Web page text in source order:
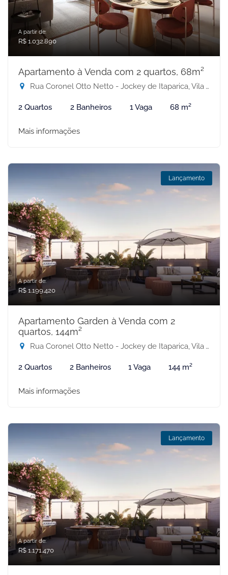
A partir de:
R$ 1.032.890
Apartamento à Venda com 2 quartos, 68m²
Rua Coronel Otto Netto - Jockey de Itaparica, Vila Velha-ES
2 Quartos 2 Banheiros 1 Vaga 68 m²
Mais informações
Lançamento
A partir de:
R$ 1.199.420
Apartamento Garden à Venda com 2
quartos, 144m²
Rua Coronel Otto Netto - Jockey de Itaparica, Vila Velha-ES
2 Quartos 2 Banheiros 1 Vaga 144 m²
Mais informações
Lançamento
A partir de:
R$ 1.171.470